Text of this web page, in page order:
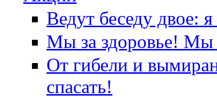
Ведут беседу двое:
Мы за здоровье! Мы
От гибели и
спасать!